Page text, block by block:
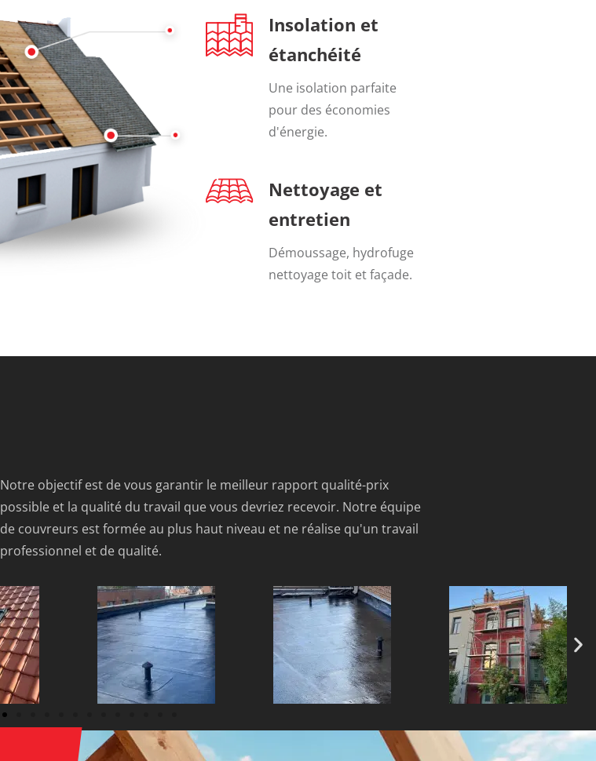
Insolation et
étanchéité
Une isolation parfaite
pour des économies
d'énergie.
Nettoyage et
entretien
Démoussage, hydrofuge
nettoyage toit et façade.
Notre objectif est de vous garantir le meilleur rapport qualité-prix
possible et la qualité du travail que vous devriez recevoir. Notre équipe
de couvreurs est formée au plus haut niveau et ne réalise qu'un travail
professionnel et de qualité.